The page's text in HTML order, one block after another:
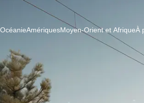
AmériquesMoyen-Orient et AfriqueÀ